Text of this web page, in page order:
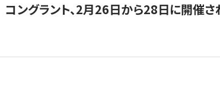
コングラント、2月26日から28日に開催さ